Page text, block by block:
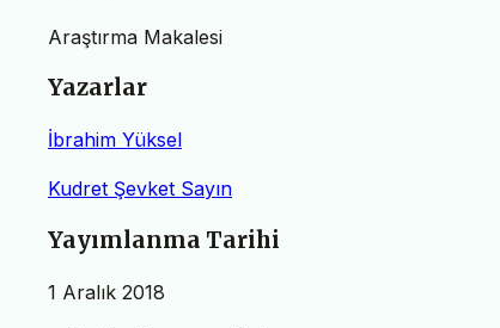
Araştırma Makalesi
Yazarlar
İbrahim Yüksel
Kudret Şevket Sayın
Yayımlanma Tarihi
1 Aralık 2018